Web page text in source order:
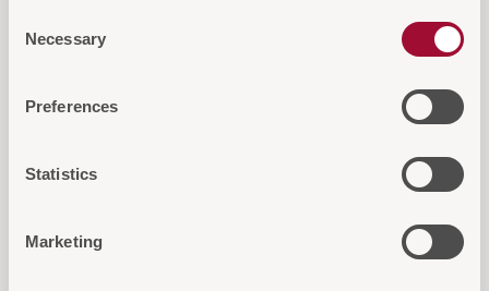
Selection
Necessary
Preferences
Statistics
Marketing
Diese Artikel könnten Sie auch
interessieren...